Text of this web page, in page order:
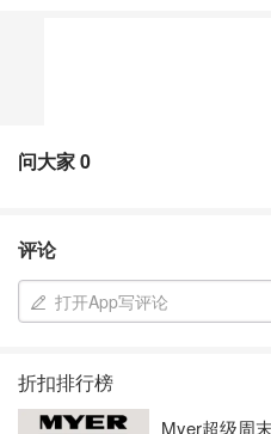
问大家0
评论
打开App写评论
折扣排行榜
Myer超级周